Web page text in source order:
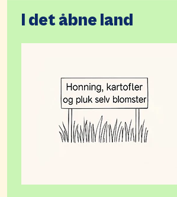
I det åbne land